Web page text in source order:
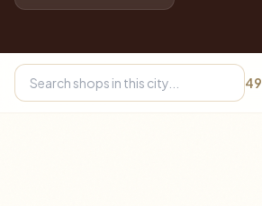
49